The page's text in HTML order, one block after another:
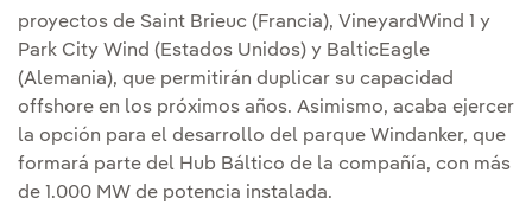
proyectos de Saint Brieuc (Francia), VineyardWind 1 y
Park City Wind (Estados Unidos) y BalticEagle
(Alemania), que permitirán duplicar su capacidad
offshore en los próximos años. Asimismo, acaba ejercer
la opción para el desarrollo del parque Windanker, que
formará parte del Hub Báltico de la compañía, con más
de 1.000 MW de potencia instalada.